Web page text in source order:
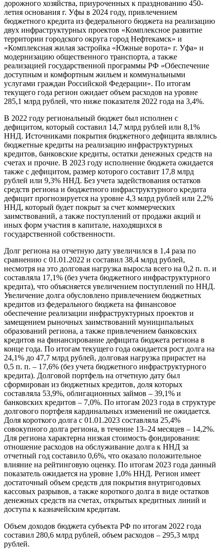
дорожного хозяйства, приуроченных к празднованию 450-
летия основания г. Уфы в 2024 году, привлечением
бюджетного кредита из федерального бюджета на реализацию
двух инфраструктурных проектов «Комплексное развитие
территории городского округа город Нефтекамск» и
«Комплексная жилая застройка «Южные ворота» г. Уфа» и
модернизацию общественного транспорта, а также
реализацией государственной программы РФ «Обеспечение
доступным и комфортным жильем и коммунальными
услугами граждан Российской Федерации». По итогам
текущего года регион ожидает объем расходов на уровне
285,1 млрд рублей, что ниже показателя 2022 года на 3,4%.
В 2022 году региональный бюджет был исполнен с
дефицитом, который составил 14,7 млрд рублей или 8,1%
ННД. Источниками покрытия бюджетного дефицита являлись
бюджетные кредиты на реализацию инфраструктурных
кредитов, банковские кредиты, остатки денежных средств на
счетах и прочие. В 2023 году исполнение бюджета ожидается
также с дефицитом, размер которого составит 17,8 млрд
рублей или 9,3% ННД. Без учета задействования остатков
средств региона и бюджетного инфраструктурного кредита
дефицит прогнозируется на уровне 4,3 млрд рублей или 2,2%
ННД, который будет покрыт за счет коммерческих
заимствований, а также поступлений от продажи акций и
иных форм участия в капитале, находящихся в
государственной собственности.
Долг региона на отчетную дату увеличился в 1,4 раза по
сравнению с 01.01.2022 и составил 38,4 млрд рублей,
несмотря на это долговая нагрузка выросла всего на 0,2 п. п. и
составляла 17,1% (без учета бюджетного инфраструктурного
кредита), что объясняется увеличением поступлений по ННД.
Увеличение долга обусловлено привлечением бюджетных
кредитов из федерального бюджета на финансовое
обеспечение реализации инфраструктурных проектов и
замещением рыночных заимствований муниципальных
образований региона, а также привлечением банковских
кредитов на финансирование дефицита бюджета региона в
конце года. По итогам текущего года ожидается рост долга на
24,1% до 47,7 млрд рублей, долговая нагрузка прирастет на
0,5 п. п. – 17,6% (без учета бюджетного инфраструктурного
кредита). Долговой портфель на отчетную дату был
сформирован из бюджетных кредитов, доля которых
составляла 53,9%, облигационных займов – 39,1% и
банковских кредитов – 7,0%. По итогам 2023 года в структуре
долгового портфеля кардинальных изменений не ожидается.
Доля короткого долга с 01.01.2023 составляла 25,4%
совокупного долга региона, в течение 13–24 месяцев – 14,2%.
Для региона характерна низкая стоимость фондирования:
отношение расходов на обслуживание долга к ННД за
отчетный год составило 0,6%, что оказало положительное
влияние на рейтинговую оценку. По итогам 2023 года данный
показатель ожидается на уровне 1,0% ННД. Регион имеет
достаточный объем средств для покрытия внутригодовых
кассовых разрывов, а также короткого долга в виде остатков
денежных средств на счетах, открытых кредитных линий и
доступа к казначейским кредитам.
Объем доходов бюджета субъекта РФ по итогам 2022 года
составил 280,6 млрд рублей, объем расходов – 295,3 млрд
рублей.